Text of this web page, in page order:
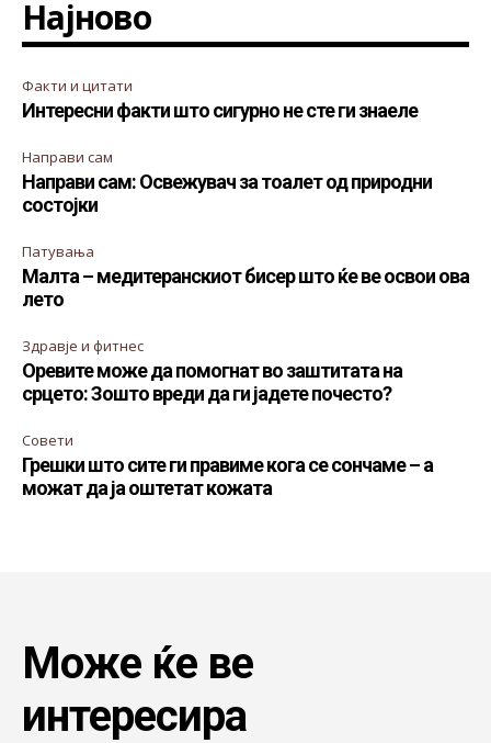
Најново
Факти и цитати
Интересни факти што сигурно не сте ги знаеле
Направи сам
Направи сам: Освежувач за тоалет од природни
состојки
Патувања
Малта – медитеранскиот бисер што ќе ве освои ова
лето
Здравје и фитнес
Оревите може да помогнат во заштитата на
срцето: Зошто вреди да ги јадете почесто?
Совети
Грешки што сите ги правиме кога се сончаме – а
можат да ја оштетат кожата
Може ќе ве
интересира